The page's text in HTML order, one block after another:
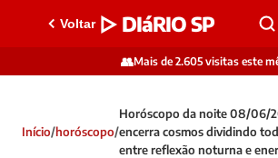
Voltar ▷ DIáRIO SP
👥Mais de 2.605 visitas este
Início/horóscopo/
Horóscopo da noite 08/06/
encerra cosmos dividindo
entre reflexão noturna e